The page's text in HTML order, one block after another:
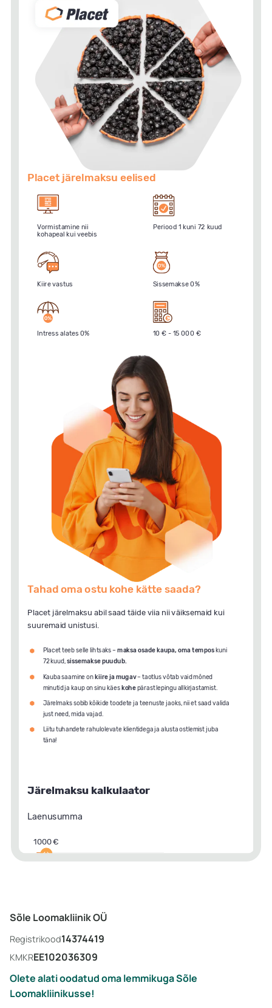
Sõle Loomakliinik OÜ
Registrikood14374419
KMKREE102036309
Olete alati oodatud oma lemmikuga Sõle
Loomakliinikusse!